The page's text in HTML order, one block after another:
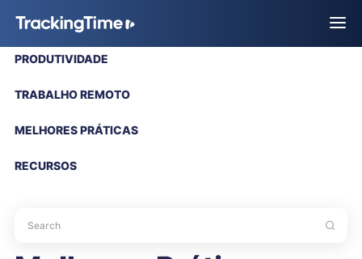
PRODUTIVIDADE
TRABALHO REMOTO
MELHORES PRÁTICAS
RECURSOS